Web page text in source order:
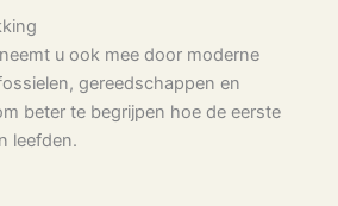
u ook mee door moderne
gereedschappen en
beter te begrijpen hoe de eerste
leefden.